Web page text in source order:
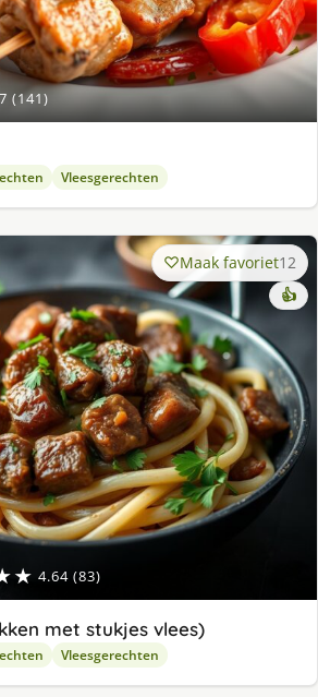
(141)
Vleesgerechten
4.64 (83)
Maak favoriet12
👍
met stukjes vlees)
Vleesgerechten